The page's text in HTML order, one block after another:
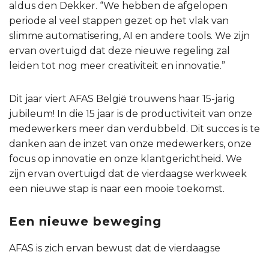
aldus den Dekker. “We hebben de afgelopen
periode al veel stappen gezet op het vlak van
slimme automatisering, AI en andere tools. We zijn
ervan overtuigd dat deze nieuwe regeling zal
leiden tot nog meer creativiteit en innovatie.”
Dit jaar viert AFAS België trouwens haar 15-jarig
jubileum! In die 15 jaar is de productiviteit van onze
medewerkers meer dan verdubbeld. Dit succes is te
danken aan de inzet van onze medewerkers, onze
focus op innovatie en onze klantgerichtheid. We
zijn ervan overtuigd dat de vierdaagse werkweek
een nieuwe stap is naar een mooie toekomst.
Een nieuwe beweging
AFAS is zich ervan bewust dat de vierdaagse